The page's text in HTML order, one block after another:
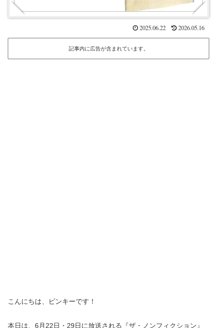
2025.06.22 2026.05.16
記事内に広告が含まれています。
こんにちは、ピンキーです！
本日は、6月22日・29日に放送される『ザ・ノンフィクション』